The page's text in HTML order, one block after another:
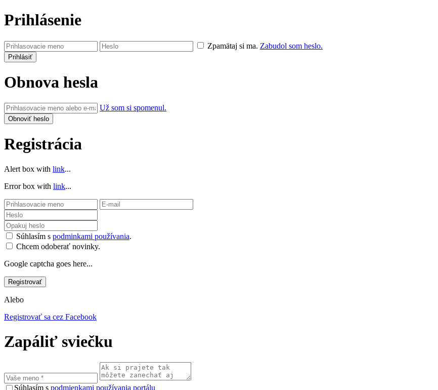
Prihlásenie
Zpamätaj si ma. Zabudol som heslo.
Obnova hesla
Už som si spomenul.
Registrácia
Alert box with link...
Error box with link...
Súhlasím s podminkami používania.
Chcem odoberať novinky.
Google captcha goes here...
Alebo
Registrovať sa cez Facebook
Zapáliť sviečku
Súhlasím s podmienkami používania portálu